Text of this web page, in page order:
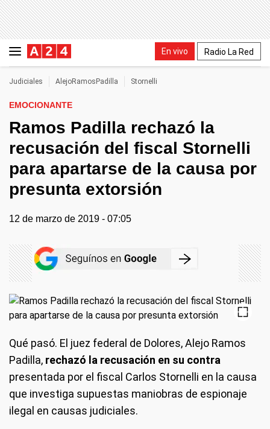
En vivo Radio La Red
Judiciales AlejoRamosPadilla Stornelli
EMOCIONANTE
Ramos Padilla rechazó la
recusación del fiscal Stornelli
para apartarse de la causa por
presunta extorsión
12 de marzo de 2019 - 07:05
Qué pasó. El juez federal de Dolores, Alejo Ramos
Padilla, rechazó la recusación en su contra
presentada por el fiscal Carlos Stornelli en la causa
que investiga supuestas maniobras de espionaje
ilegal en causas judiciales.